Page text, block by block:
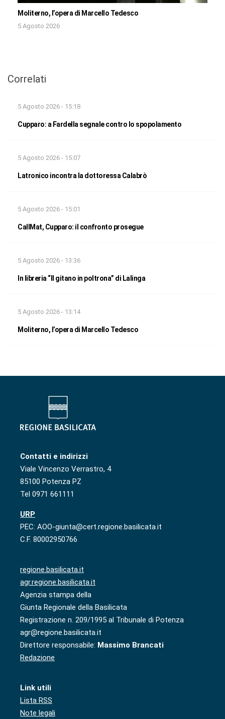
Moliterno, l’opera di Marcello Tedesco
5 Agosto 2026
Correlati
5 Agosto 2026 - 15:18
Cupparo: a Fardella segnale contro lo spopolamento
5 Agosto 2026 - 15:07
Latronico incontra la dottoressa Calabrò
5 Agosto 2026 - 15:01
CallMat, Cupparo: il confronto prosegue
5 Agosto 2026 - 13:36
In libreria “Il gitano in poltrona” di Lalinga
5 Agosto 2026 - 13:14
Moliterno, l’opera di Marcello Tedesco
Contatti e indirizzi
Viale Vincenzo Verrastro, 4
85100 Potenza PZ
Tel 0971 661111
URP
PEC: AOO-giunta@cert.regione.basilicata.it
C.F. 80002950766
regione.basilicata.it
agr.regione.basilicata.it
Agenzia stampa della
Giunta Regionale della Basilicata
Registrazione n. 209/1995 al Tribunale di Potenza
agr@regione.basilicata.it
Direttore responsabile: Massimo Brancati
Redazione
Link utili
Lista RSS
Note legali